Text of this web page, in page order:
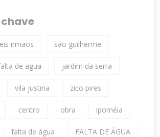
irmaos são guilherme
de agua jardim da serra
vila justina zico pires
centro obra ipoméia
falta de água FALTA DE ÁGUA